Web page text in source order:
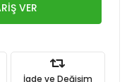
VER
İade ve Değişim